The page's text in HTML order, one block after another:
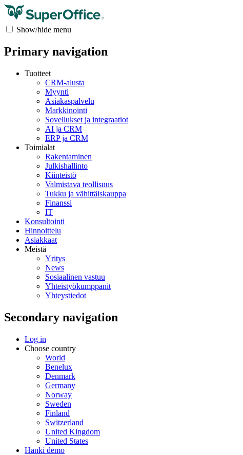
Show/hide menu
Primary navigation
Tuotteet
CRM-alusta
Myynti
Asiakaspalvelu
Markkinointi
Sovellukset ja integraatiot
AI ja CRM
ERP ja CRM
Toimialat
Rakentaminen
Julkishallinto
Kiinteistö
Valmistava teollisuus
Tukku ja vähittäiskauppa
Finanssi
IT
Konsultointi
Hinnoittelu
Asiakkaat
Meistä
Yritys
News
Sosiaalinen vastuu
Yhteistyökumppanit
Yhteystiedot
Secondary navigation
Log in
Choose country
World
Benelux
Denmark
Germany
Norway
Sweden
Finland
Switzerland
United Kingdom
United States
Hanki demo